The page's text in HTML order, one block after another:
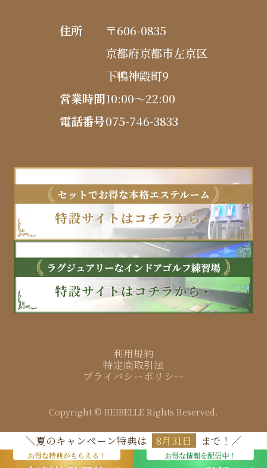
住所
〒606-0835
京都府京都市左京区
下鴨神殿町9
営業時間10:00〜22:00
電話番号075-746-3833
利用規約
特定商取引法
プライバシーポリシー
Copyright © REIBELLE Rights Reserved.
夏のキャンペーン特典は 8月31日 まで！
お得な特典がもらえる！
お得な特典がもらえる！ お得な情報を配信中！
お得な情報を配信中！